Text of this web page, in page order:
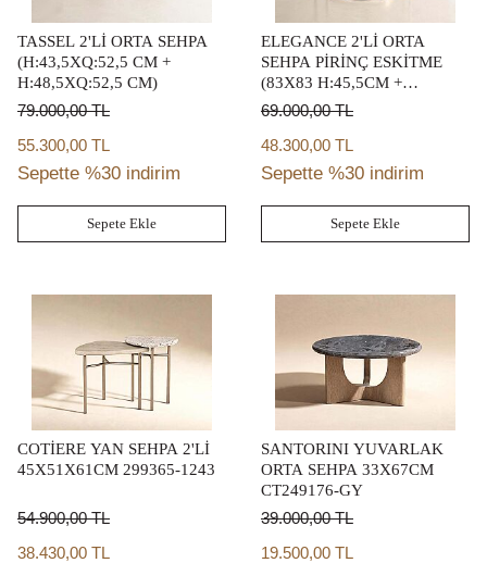
TASSEL 2'Lİ ORTA SEHPA
(H:43,5XQ:52,5 CM +
H:48,5XQ:52,5 CM)
79.000,00TL
55.300,00 TL
Sepette %30 indirim
Sepete Ekle
ELEGANCE 2'Lİ ORTA
SEHPA PİRİNÇ ESKİTME
(83X83 H:45,5CM +
69,5X69,5 H:40,5 CM)
69.000,00TL
48.300,00 TL
Sepette %30 indirim
Sepete Ekle
COTİERE YAN SEHPA 2'Lİ
45X51X61CM 299365-1243
54.900,00TL
38.430,00 TL
SANTORINI YUVARLAK
ORTA SEHPA 33X67CM
CT249176-GY
39.000,00TL
19.500,00 TL